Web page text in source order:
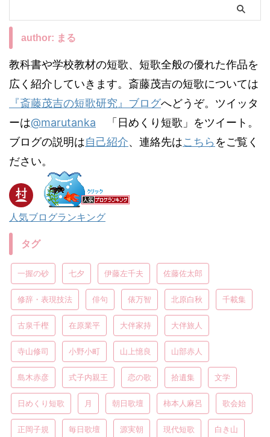
author: まる
教科書や学校教材の短歌、短歌全般の優れた作品を
広く紹介していきます。斎藤茂吉の短歌については
『斎藤茂吉の短歌研究』ブログへどうぞ。ツイッタ
ーは@marutanka 「日めくり短歌」をツイート。
ブログの説明は自己紹介、連絡先はこちら をご覧く
ださい。
人気ブログランキング
タグ
一握の砂 七夕 伊藤左千夫 佐藤佐太郎
修辞・表現技法 俳句 俵万智 北原白秋 千載集
古泉千樫 在原業平 大伴家持 大伴旅人
寺山修司 小野小町 山上憶良 山部赤人
島木赤彦 式子内親王 恋の歌 拾遺集 文学
日めくり短歌 月 朝日歌壇 柿本人麻呂 歌会始
正岡子規 毎日歌壇 源実朝 現代短歌 白き山